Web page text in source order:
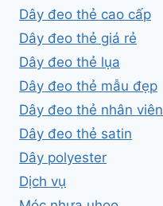
Dây đeo thẻ cao cấp
Dây đeo thẻ giá rẻ
Dây đeo thẻ lụa
Dây đeo thẻ mẫu đẹp
Dây đeo thẻ nhân viên
Dây đeo thẻ satin
Dây polyester
Dịch vụ